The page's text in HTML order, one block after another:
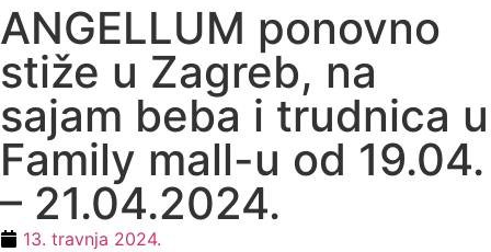
ANGELLUM ponovno
stiže u Zagreb, na
sajam beba i trudnica u
Family mall-u od 19.04.
– 21.04.2024.
13. travnja 2024.